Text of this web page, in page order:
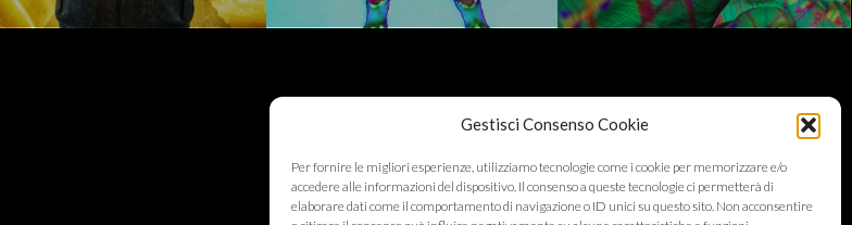
Gestisci Consenso Cookie
Per fornire le migliori esperienze, utilizziamo tecnologie come i cookie per memorizzare e/o
accedere alle informazioni del dispositivo. Il consenso a queste tecnologie ci permetterà di
elaborare dati come il comportamento di navigazione o ID unici su questo sito. Non acconsentire